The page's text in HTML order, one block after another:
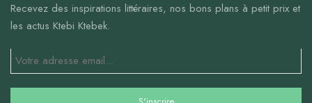
Recevez des inspirations littéraires, nos bons plans à petit prix et
les actus Ktebi Ktebek.